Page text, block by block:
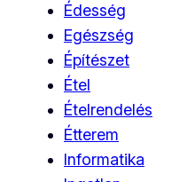
Édesség
Egészség
Építészet
Étel
Ételrendelés
Étterem
Informatika